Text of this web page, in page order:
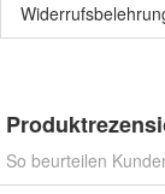
So beurteilen